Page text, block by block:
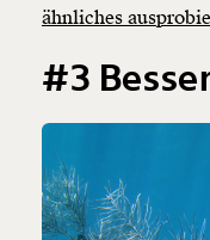
ähnliches
#3